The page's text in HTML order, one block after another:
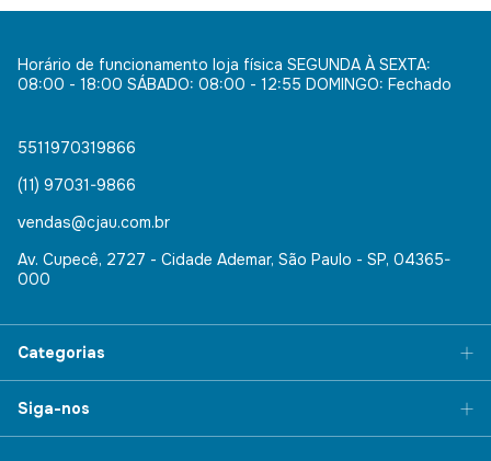
Horário de funcionamento loja física SEGUNDA À SEXTA:
08:00 - 18:00 SÁBADO: 08:00 - 12:55 DOMINGO: Fechado
5511970319866
(11) 97031-9866
vendas@cjau.com.br
Av. Cupecê, 2727 - Cidade Ademar, São Paulo - SP, 04365-
000
Categorias
Siga-nos